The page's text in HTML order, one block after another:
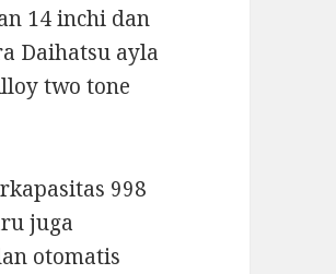
14 inchi dan
Daihatsu ayla
two tone
998
juga
otomatis